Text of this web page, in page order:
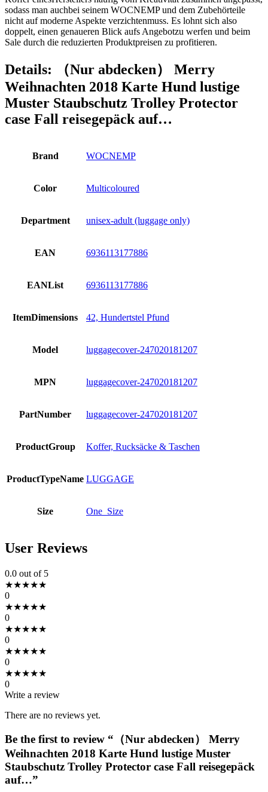
sodass man auchbei seinem WOCNEMP und dem Zubehörteile
nicht auf moderne Aspekte verzichtenmuss. Es lohnt sich also
doppelt, einen genaueren Blick aufs Angebotzu werfen und beim
Sale durch die reduzierten Produktpreisen zu profitieren.
Details:
（Nur abdecken） Merry
Weihnachten 2018 Karte Hund lustige
Muster Staubschutz Trolley Protector
case Fall reisegepäck auf…
Brand WOCNEMP
Color Multicoloured
Department unisex-adult (luggage only)
EAN 6936113177886
EANList 6936113177886
ItemDimensions 42, Hundertstel Pfund
Model luggagecover-247020181207
MPN luggagecover-247020181207
PartNumber luggagecover-247020181207
ProductGroup Koffer, Rucksäcke & Taschen
ProductTypeName LUGGAGE
Size One_Size
User Reviews
0.0 out of 5
★★★★★
0
★★★★★
0
★★★★★
0
★★★★★
0
★★★★★
0
Write a review
There are no reviews yet.
Be the first to review “（Nur abdecken） Merry
Weihnachten 2018 Karte Hund lustige Muster
Staubschutz Trolley Protector case Fall reisegepäck
auf…”